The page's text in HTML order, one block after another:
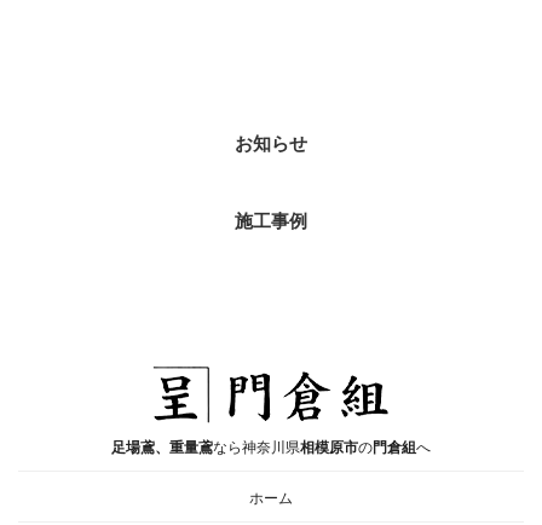
お知らせ
施工事例
足場鳶、重量鳶なら神奈川県相模原市の門倉組へ
ホーム